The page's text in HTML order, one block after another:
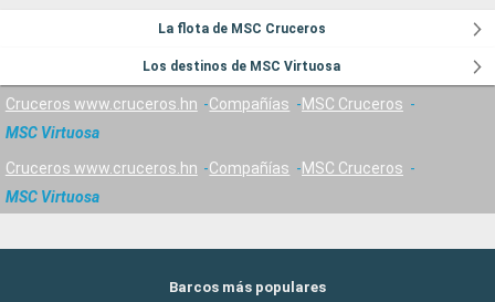
La flota de MSC Cruceros
Los destinos de MSC Virtuosa
Cruceros www.cruceros.hn Compañías
MSC Cruceros
MSC Virtuosa
Cruceros www.cruceros.hn Compañías
MSC Cruceros
MSC Virtuosa
Barcos más populares